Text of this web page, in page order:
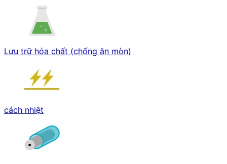
Lưu trữ hóa chất (chống ăn mòn)
cách nhiệt